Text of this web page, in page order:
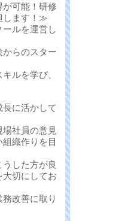
可能！研修
します！≫
ルを運営し
からのスター
ルを学び、
に活かして
場社員の意見
織作りを目
うした方が良
大切にしてお
改善に取り